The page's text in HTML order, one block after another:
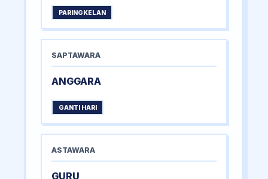
PARINGKELAN
SAPTAWARA
ANGGARA
GANTI HARI
ASTAWARA
GURU